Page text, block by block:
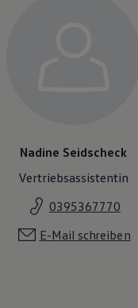
Nadine Seidscheck
Vertriebsassistentin
0395367770
E-Mail schreiben